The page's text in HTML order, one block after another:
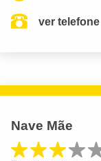
ver telefone
Nave Mãe